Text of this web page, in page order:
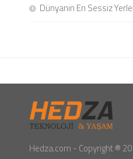
Dünyanın En Sessiz
Hedza.com - Copyright ®